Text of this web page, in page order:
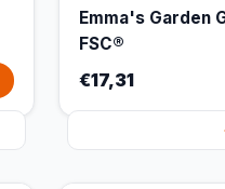
Emma's Garden
FSC®
€17,31